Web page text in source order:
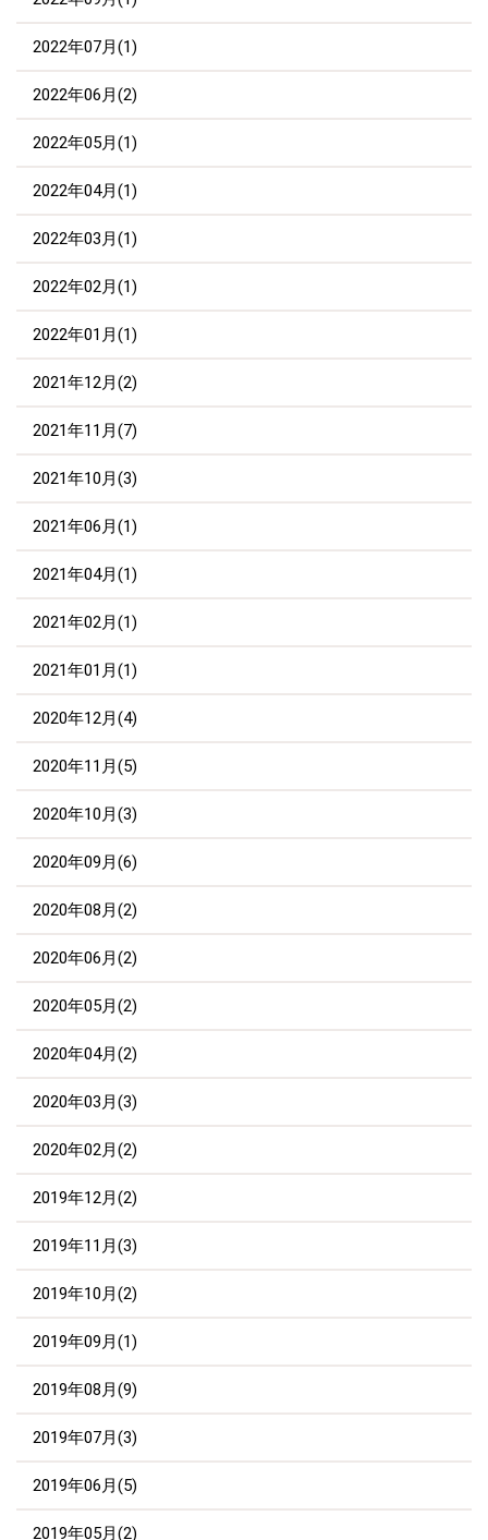
2022年07月(1)
2022年06月(2)
2022年05月(1)
2022年04月(1)
2022年03月(1)
2022年02月(1)
2022年01月(1)
2021年12月(2)
2021年11月(7)
2021年10月(3)
2021年06月(1)
2021年04月(1)
2021年02月(1)
2021年01月(1)
2020年12月(4)
2020年11月(5)
2020年10月(3)
2020年09月(6)
2020年08月(2)
2020年06月(2)
2020年05月(2)
2020年04月(2)
2020年03月(3)
2020年02月(2)
2019年12月(2)
2019年11月(3)
2019年10月(2)
2019年09月(1)
2019年08月(9)
2019年07月(3)
2019年06月(5)
2019年05月(2)